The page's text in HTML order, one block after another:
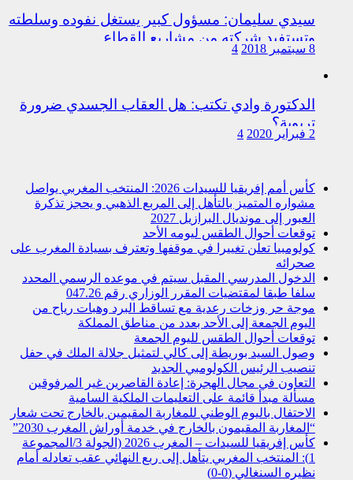
سيدي سليمان: مسؤول كبير يستغل نفوده وسلطته
وتستفيد شركته من مشاريع القطاع
8 سبتمبر 2018 4
الدكتورة وادي تكتب: هل العقاب الجسدي ضرورة
تربوية؟
2 فبراير 2020 4
كأس أمم إفريقيا للسيدات 2026: المنتخب المغربي يواصل
مشواره المتميز بالتأهل إلى المربع الذهبي و يحجز تذكرة
العبور إلى مونديال البرازيل 2027
توقعات أحوال الطقس ليومه الأحد
كولومبيا تعلن تغييرا في موقفها وتعترف بسيادة المغرب على
صحرائه
الدخول المدرسي المقبل سیتم في موعده الرسمي المحدد
سلفا طبقا لمقتضیات المقرر الوزاري رقم 047.26
موجة حر وزخات رعدية مع تساقط البرد وهبات رياح من
اليوم الجمعة إلى الأحد بعدد من مناطق المملكة
توقعات أحوال الطقس لليوم الجمعة
وصول السيد بوريطة إلى كالي لتمثيل جلالة الملك في حفل
تنصيب الرئيس الكولومبي الجديد
التعاون في مجال الهجرة: إعادة القاصرين غير المرفوقين
مسألة مبدأ قائمة على التعليمات الملكية السامية
الاحتفال باليوم الوطني للمغاربة المقيمين بالخارج تحت شعار
“المغاربة المقيمون بالخارج في خدمة أوراش المغرب 2030”
كأس إفريقيا للسيدات – المغرب 2026 (الجولة 3/المجموعة
1): المنتخب المغربي يتأهل إلى ربع النهائي عقب تعادله أمام
نظيره السنغالي (0-0)